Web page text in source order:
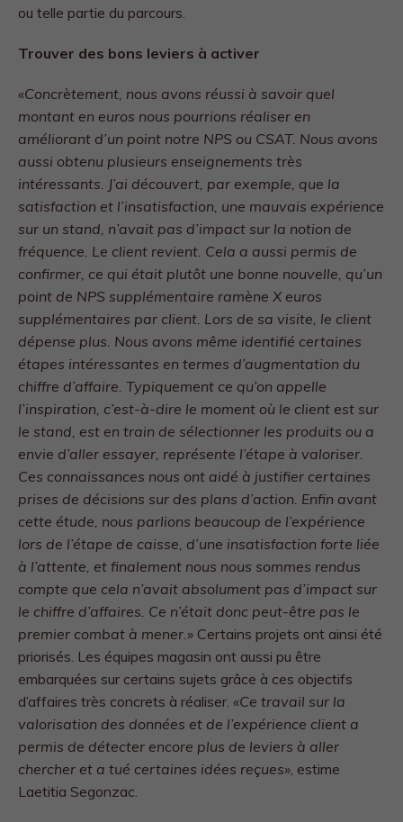
ou telle partie du parcours.
Trouver des bons leviers à activer
«Concrètement, nous avons réussi à savoir quel
montant en euros nous pourrions réaliser en
améliorant d’un point notre NPS ou CSAT. Nous avons
aussi obtenu plusieurs enseignements très
intéressants. J’ai découvert, par exemple, que la
satisfaction et l’insatisfaction, une mauvais expérience
sur un stand, n’avait pas d’impact sur la notion de
fréquence. Le client revient. Cela a aussi permis de
confirmer, ce qui était plutôt une bonne nouvelle, qu’un
point de NPS supplémentaire ramène X euros
supplémentaires par client. Lors de sa visite, le client
dépense plus. Nous avons même identifié certaines
étapes intéressantes en termes d’augmentation du
chiffre d’affaire. Typiquement ce qu’on appelle
l’inspiration, c’est-à-dire le moment où le client est sur
le stand, est en train de sélectionner les produits ou a
envie d’aller essayer, représente l’étape à valoriser.
Ces connaissances nous ont aidé à justifier certaines
prises de décisions sur des plans d’action. Enfin avant
cette étude, nous parlions beaucoup de l’expérience
lors de l’étape de caisse, d’une insatisfaction forte liée
à l’attente, et finalement nous nous sommes rendus
compte que cela n’avait absolument pas d’impact sur
le chiffre d’affaires. Ce n’était donc peut-être pas le
premier combat à mener.» Certains projets ont ainsi été
priorisés. Les équipes magasin ont aussi pu être
embarquées sur certains sujets grâce à ces objectifs
d’affaires très concrets à réaliser. «Ce travail sur la
valorisation des données et de l’expérience client a
permis de détecter encore plus de leviers à aller
chercher et a tué certaines idées reçues», estime
Laetitia Segonzac.